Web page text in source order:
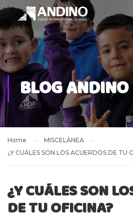
BLOG ANDINO
Home
MISCELÁNEA
¿Y CUÁLES SON LOS ACUERDOS DE TU
¿Y CUÁLES SON
DE TU OFICINA?